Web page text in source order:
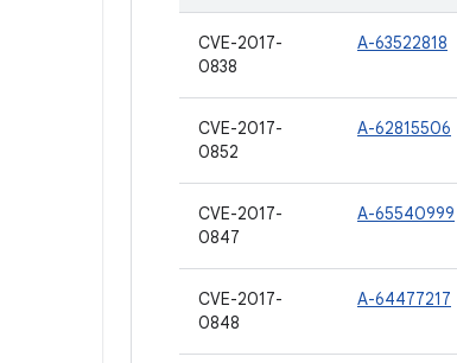
CVE-2017-
0838
A-63522818
CVE-2017-
0852
A-62815506
CVE-2017-
0847
A-65540999
CVE-2017-
0848
A-64477217